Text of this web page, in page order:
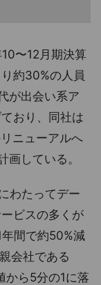
〜12月期決算
約30%の人員
が出会い系ア
おり、同社は
ニューアルへ
している。
わたってデー
ビスの多くが
間で約50%減
会社である
ら5分の1に落